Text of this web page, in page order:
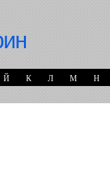
Й К Л М Н